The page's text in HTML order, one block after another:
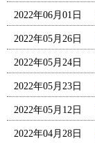
2022年06月01日
2022年05月26日
2022年05月24日
2022年05月23日
2022年05月12日
2022年04月28日